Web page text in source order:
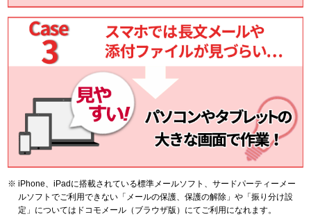
iPhone、iPadに搭載されている標準メールソフト、サードパーティーメー
ルソフトでご利用できない「メールの保護、保護の解除」や「振り分け設
定」についてはドコモメール（ブラウザ版）にてご利用になれます。